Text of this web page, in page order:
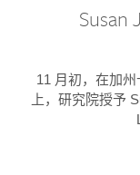
Susan
11 月初，在加
上，研究院授予